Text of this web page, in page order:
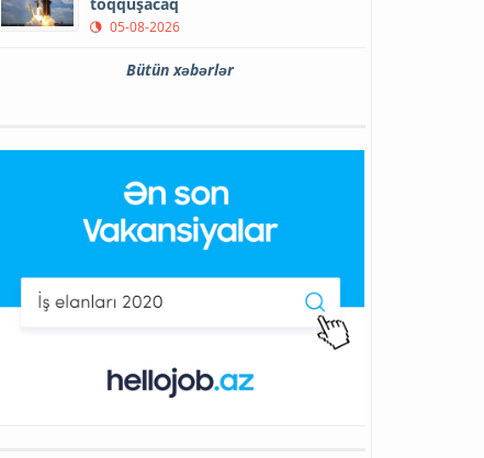
05-08-2026
Bütün xəbərlər